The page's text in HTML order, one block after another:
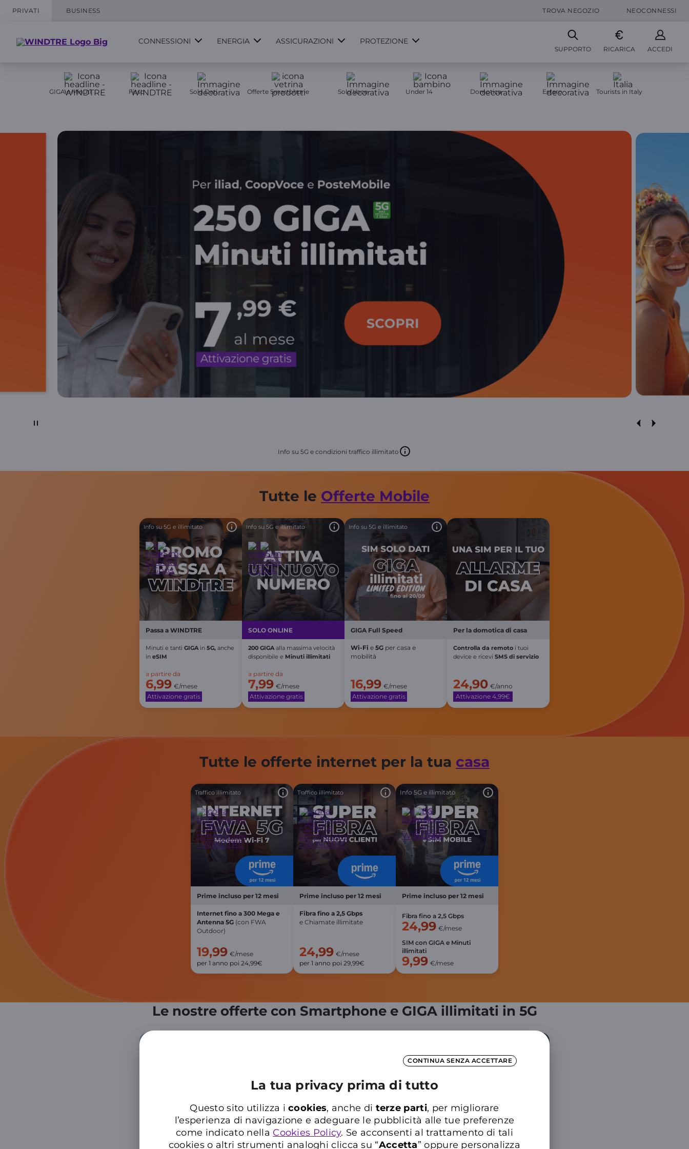
CONTINUA SENZA ACCETTARE
La tua privacy prima di tutto
Questo sito utilizza icookies, anche di terze parti, per migliorare
l’esperienza di navigazione e adeguare le pubblicità alle tue preferenze
come indicato nella Cookies Policy. Se acconsenti al trattamento di tali
cookies o altri strumenti analoghi clicca su “Accetta” oppure personalizza
PRIVATI BUSINESS TROVA NEGOZIO NEOCONNESSI
CONNESSIONI ENERGIA ASSICURAZIONI PROTEZIONE
SUPPORTO RICARICA ACCEDI
GIGA e Minuti Fisso Solo Dati Offerte Smartphone Solo Voce Under 14 Domotica Estero Tourists in Italy
Info su 5G e condizioni traffico illimitato
Tutte le Offerte Mobile
Info su 5G e illimitato
Passa a WINDTRE
Minuti e tanti GIGAin 5G, anche
in eSIM
a partire da
6,99 €/mese
Attivazione gratis
Info su 5G e illimitato
SOLO ONLINE
200 GIGAalla massima velocità
disponibile e Minuti illimitati
a partire da
7,99 €/mese
Attivazione gratis
Info su 5G e illimitato
GIGA Full Speed
Wi-Fi e 5G per casa e
mobilità
16,99 €/mese
Attivazione gratis
Per la domotica di casa
Controlla da remoto i tuoi
device e ricevi SMS di servizio
24,90 €/anno
Attivazione 4,99€
Tutte le offerte internet per la tua casa
Traffico illimitato
Prime incluso per 12 mesi
Internet fino a 300 Mega e
Antenna 5G (con FWA
Outdoor)
19,99 €/mese
per 1 anno poi 24,99€
Traffico illimitato
Prime incluso per 12 mesi
Fibra fino a 2,5 Gbps
e Chiamate illimitate
24,99 €/mese
per 1 anno poi 29,99€
Info 5G e illimitato
Prime incluso per 12 mesi
Fibra fino a 2,5 Gbps
24,99 €/mese
SIM con GIGA e Minuti
illimitati
9,99 €/mese
Le nostre offerte con Smartphone e GIGA illimitati in 5G
Samsung Galaxy Z
XiaomiRedmi Note 15
Motorola Edge 70
iPhone 17